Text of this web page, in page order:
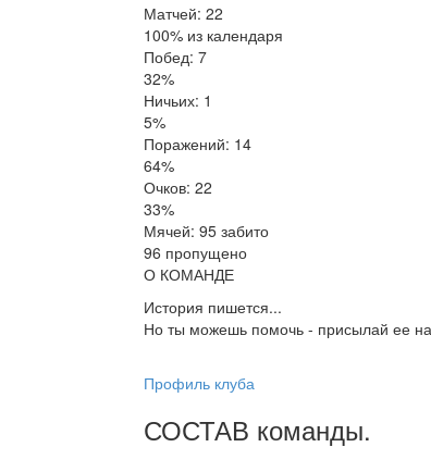
Матчей: 22
100% из календаря
Побед: 7
32%
Ничьих: 1
5%
Поражений: 14
64%
Очков: 22
33%
Мячей: 95 забито
96 пропущено
О КОМАНДЕ
История пишется...
Но ты можешь помочь - присылай ее
Профиль клуба
СОСТАВ команды.